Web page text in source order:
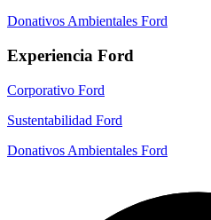
Donativos Ambientales Ford
Experiencia Ford
Corporativo Ford
Sustentabilidad Ford
Donativos Ambientales Ford